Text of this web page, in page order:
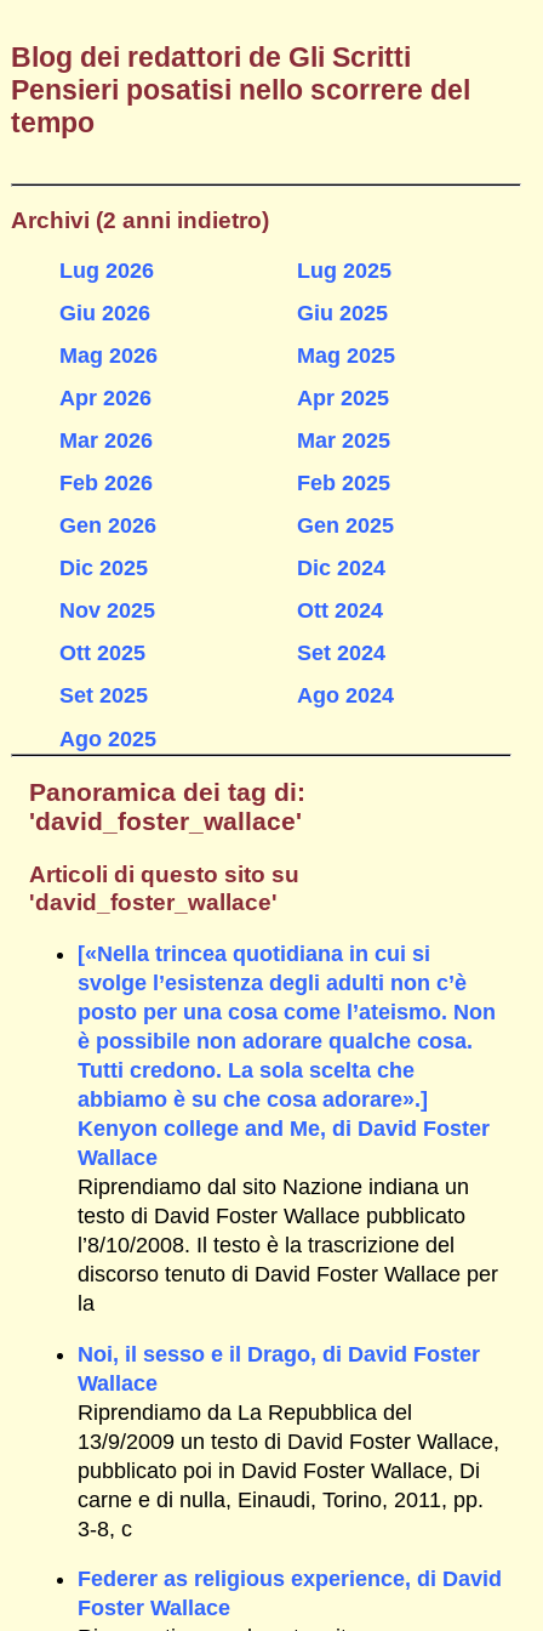
Blog dei redattori de Gli Scritti
Pensieri posatisi nello scorrere del
tempo
Archivi (2 anni indietro)
Lug 2026
Giu 2026
Mag 2026
Apr 2026
Mar 2026
Feb 2026
Gen 2026
Dic 2025
Nov 2025
Ott 2025
Set 2025
Ago 2025
Lug 2025
Giu 2025
Mag 2025
Apr 2025
Mar 2025
Feb 2025
Gen 2025
Dic 2024
Ott 2024
Set 2024
Ago 2024
Panoramica dei tag di:
'david_foster_wallace'
Articoli di questo sito su
'david_foster_wallace'
[«Nella trincea quotidiana in cui si
svolge l’esistenza degli adulti non c’è
posto per una cosa come l’ateismo. Non
è possibile non adorare qualche cosa.
Tutti credono. La sola scelta che
abbiamo è su che cosa adorare».]
Kenyon college and Me, di David Foster
Wallace
Riprendiamo dal sito Nazione indiana un
testo di David Foster Wallace pubblicato
l’8/10/2008. Il testo è la trascrizione del
discorso tenuto di David Foster Wallace per
la
Noi, il sesso e il Drago, di David Foster
Wallace
Riprendiamo da La Repubblica del
13/9/2009 un testo di David Foster Wallace,
pubblicato poi in David Foster Wallace, Di
carne e di nulla, Einaudi, Torino, 2011, pp.
3-8, c
Federer as religious experience, di David
Foster Wallace